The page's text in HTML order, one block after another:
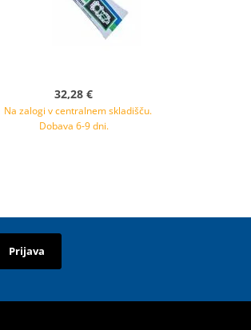
32,28 €
Na zalogi v centralnem skladišču.
Dobava 6-9 dni.
Prijava